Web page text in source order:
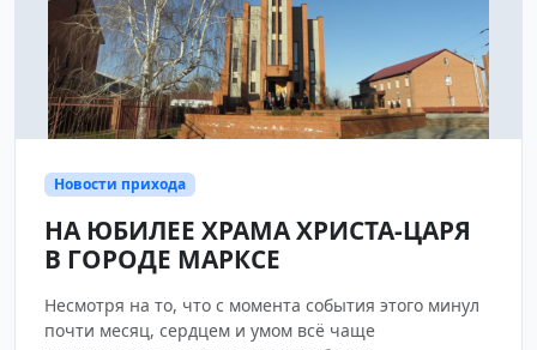
Новости прихода
НА ЮБИЛЕЕ ХРАМА ХРИСТА-ЦАРЯ
В ГОРОДЕ МАРКСЕ
Несмотря на то, что с момента события этого минул
почти месяц, сердцем и умом всё чаще